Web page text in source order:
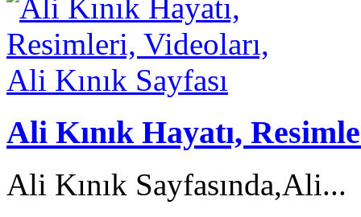
Ali Kınık Hayatı,
Ali Kınık Sayfasında,Ali...